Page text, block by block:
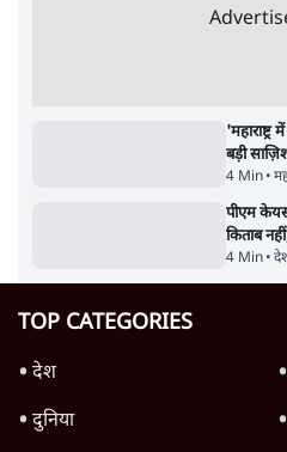
'महाराष्ट्र
बड़ी
4 Min•
पीएम
TOP CATEGORIES
देश